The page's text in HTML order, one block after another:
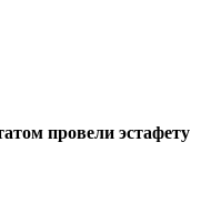
провели эстафету